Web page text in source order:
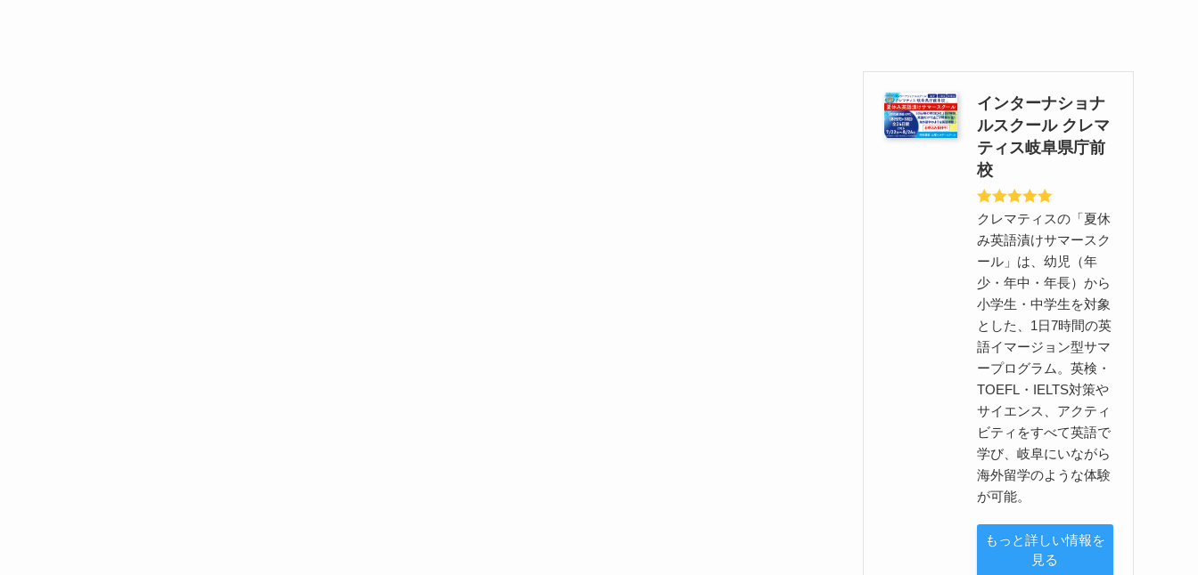
インターナショナ
ルスクール クレマ
ティス岐阜県庁前
校
クレマティスの「夏休
み英語漬けサマースク
ール」は、幼児（年
少・年中・年長）から
小学生・中学生を対象
とした、1日7時間の英
語イマージョン型サマ
ープログラム。英検・
TOEFL・IELTS対策や
サイエンス、アクティ
ビティをすべて英語で
学び、岐阜にいながら
海外留学のような体験
が可能。
もっと詳しい情報を
見る